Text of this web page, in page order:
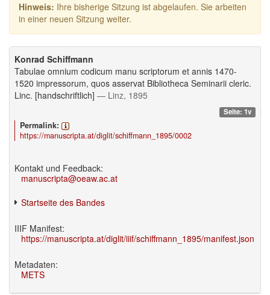
Hinweis: Ihre bisherige Sitzung ist abgelaufen. Sie arbeiten
in einer neuen Sitzung weiter.
Konrad Schiffmann
Tabulae omnium codicum manu scriptorum et annis 1470-
1520 impressorum, quos asservat Bibliotheca Seminarii cleric.
Linc. [handschriftlich] — Linz, 1895
Seite: 1v
Permalink:
https://manuscripta.at/diglit/schiffmann_1895/0002
Kontakt und Feedback:
manuscripta@oeaw.ac.at
Startseite des Bandes
IIIF Manifest:
https://manuscripta.at/diglit/iiif/schiffmann_1895/manifest.json
Metadaten:
METS